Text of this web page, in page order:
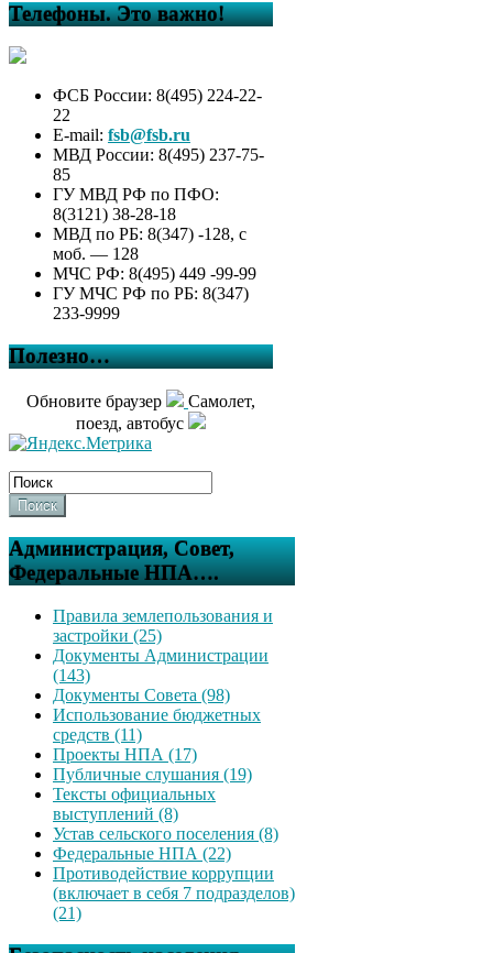
Телефоны. Это важно!
ФСБ России: 8(495) 224-22-
22
E-mail: fsb@fsb.ru
МВД России: 8(495) 237-75-
85
ГУ МВД РФ по ПФО:
8(3121) 38-28-18
МВД по РБ: 8(347) -128, с
моб. — 128
МЧС РФ: 8(495) 449 -99-99
ГУ МЧС РФ по РБ: 8(347)
233-9999
Полезно…
Обновите браузер
Самолет,
поезд, автобус
Поиск
Администрация, Совет,
Федеральные НПА….
Правила землепользования и
застройки (25)
Документы Администрации
(143)
Документы Совета (98)
Использование бюджетных
средств (11)
Проекты НПА (17)
Публичные слушания (19)
Тексты официальных
выступлений (8)
Устав сельского поселения (8)
Федеральные НПА (22)
Противодействие коррупции
(включает в себя 7 подразделов)
(21)